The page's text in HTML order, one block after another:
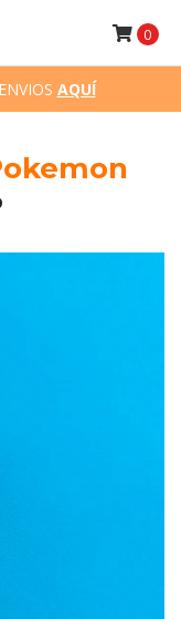
AQUÍ
0